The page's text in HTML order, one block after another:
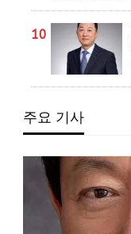
10
주요 기사